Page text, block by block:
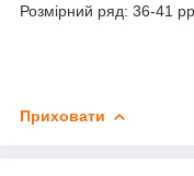
Розмірний ряд: 36-41 рр.
Приховати